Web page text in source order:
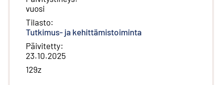
vuosi
Tilasto:
Tutkimus- ja kehittämistoiminta
Päivitetty:
23.10.2025
129z